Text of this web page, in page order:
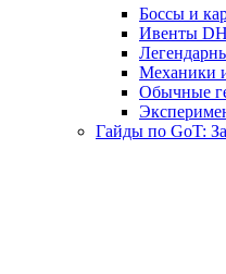
Боссы и
Ивенты DH
Механики
Обычные
Гайды по GoT: